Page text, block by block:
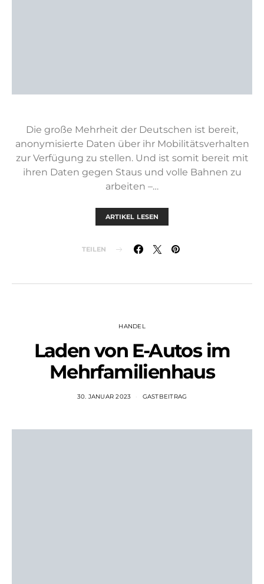
Die große Mehrheit der Deutschen ist bereit,
anonymisierte Daten über ihr Mobilitätsverhalten
zur Verfügung zu stellen. Und ist somit bereit mit
ihren Daten gegen Staus und volle Bahnen zu
arbeiten –…
ARTIKEL LESEN
TEILEN
HANDEL
Laden von E-Autos im
Mehrfamilienhaus
30. JANUAR 2023 GASTBEITRAG